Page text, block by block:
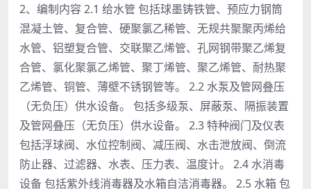
2、编制内容 2.1 给水管 包括球墨铸铁管、预应力钢筒
混凝土管、复合管、硬聚氯乙稀管、无规共聚聚丙烯给
水管、铝塑复合管、交联聚乙烯管、孔网钢带聚乙烯复
合管、氯化聚氯乙烯管、聚丁烯管、聚乙烯管、耐热聚
乙烯管、铜管、薄壁不锈钢管等。 2.2 水泵及管网叠压
（无负压）供水设备。 包括多级泵、屏蔽泵、隔振装置
及管网叠压（无负压）供水设备。 2.3 特种阀门及仪表
包括浮球阀、水位控制阀、减压阀、水击泄放阀、倒流
防止器、过滤器、水表、压力表、温度计。 2.4 水消毒
设备 包括紫外线消毒器及水箱自洁消毒器。 2.5 水箱 包